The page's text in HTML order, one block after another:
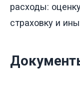
расходы:
страховку и